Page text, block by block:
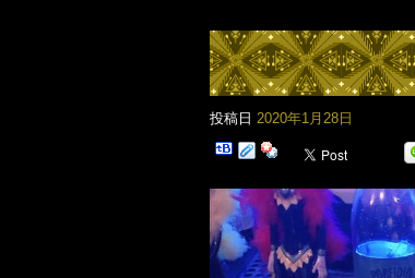
投稿日 2020年1月28日